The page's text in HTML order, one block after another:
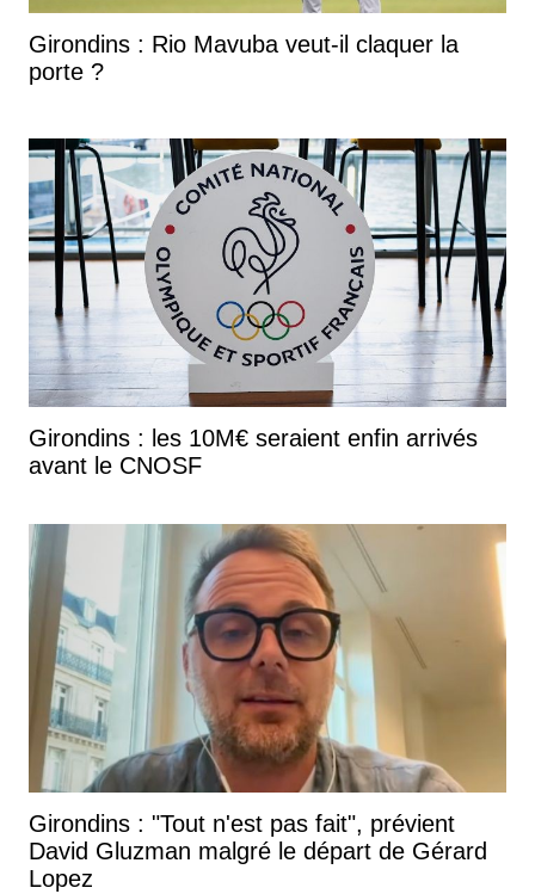
Girondins : Rio Mavuba veut-il claquer la
porte ?
Girondins : les 10M€ seraient enfin arrivés
avant le CNOSF
Girondins : "Tout n'est pas fait", prévient
David Gluzman malgré le départ de Gérard
Lopez